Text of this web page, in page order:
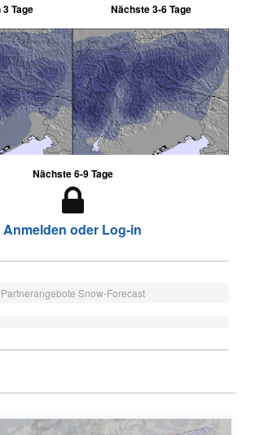
Tage Nächste 3-6 Tage
Nächste 6-9 Tage
Anmelden oder Log-in
Partnerangebote Snow-Forecast